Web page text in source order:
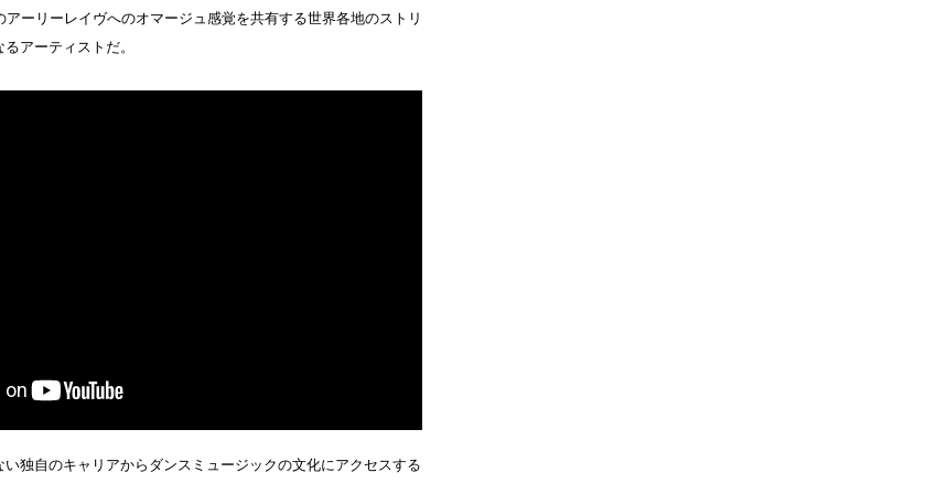
ーリーレイヴへのオマージュ感覚を共有する世界各地のストリ
アーティストだ。
独自のキャリアからダンスミュージックの文化にアクセスする